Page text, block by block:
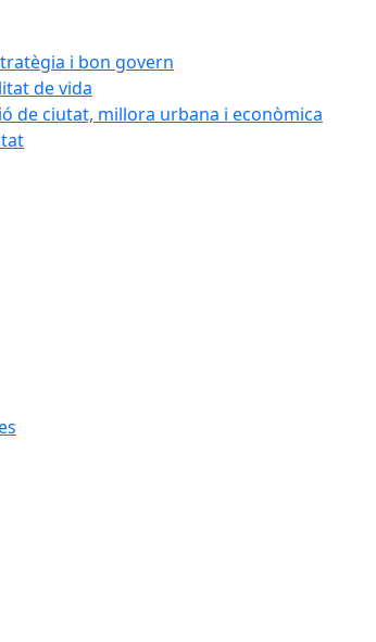
i bon govern
de vida
de ciutat, millora urbana i econòmica